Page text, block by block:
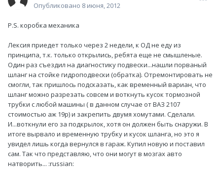
Опубликовано 8 июня, 2012
P.S. коробка механика
Лексия приедет только через 2 недели, к ОД не еду из
принципа, т.к. только открылись, ребята еще не смышленые.
Один раз съездил на диагностику подвески...нашли порваный
шланг на стойке гидроподвески (обратка). Отремонтировать не
смогли, так пришлось подсказать, как временный вариан, что
шланг можно разрезать совсем и воткнуть кусок тормозной
трубки с любой машины ( в данном случае от ВАЗ 2107
стоимостью аж 19р) и закрепить двумя хомутами. Сделали.
И...воткнули его за подкрылок, хотя он должен быть снаружи. В
итоге вырвало и временную трубку и кусок шланга, но это я
увидел лишь когда вернулся в гараж. Купил новую и поставил
сам. Так что представляю, что они могут в мозгах авто
натворить... :russian: